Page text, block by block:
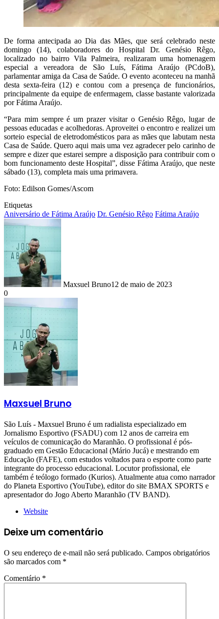
De forma antecipada ao Dia das Mães, que será celebrado neste
domingo (14), colaboradores do Hospital Dr. Genésio Rêgo,
localizado no bairro Vila Palmeira, realizaram uma homenagem
especial a vereadora de São Luís, Fátima Araújo (PCdoB),
parlamentar amiga da Casa de Saúde. O evento aconteceu na manhã
desta sexta-feira (12) e contou com a presença de funcionários,
principalmente da equipe de enfermagem, classe bastante valorizada
por Fátima Araújo.
“Para mim sempre é um prazer visitar o Genésio Rêgo, lugar de
pessoas educadas e acolhedoras. Aproveitei o encontro e realizei um
sorteio especial de eletrodomésticos para as mães que labutam nesta
Casa de Saúde. Quero aqui mais uma vez agradecer pelo carinho de
sempre e dizer que estarei sempre a disposição para contribuir com o
bom funcionamento deste Hospital”, disse Fátima Araújo, que neste
sábado (13), completa mais uma primavera.
Foto: Edilson Gomes/Ascom
Etiquetas
Aniversário de Fátima Araújo Dr. Genésio Rêgo Fátima Araújo
Maxsuel Bruno12 de maio de 2023
0
Maxsuel Bruno
São Luís - Maxsuel Bruno é um radialista especializado em
Jornalismo Esportivo (FSADU) com 12 anos de carreira em
veículos de comunicação do Maranhão. O profissional é pós-
graduado em Gestão Educacional (Mário Jucá) e mestrando em
Educação (FAFE), com estudos voltados para o esporte como parte
integrante do processo educacional. Locutor profissional, ele
também é teólogo formado (Kurios). Atualmente atua como narrador
do Planeta Esportivo (YouTube), editor do site BMAX SPORTS e
apresentador do Jogo Aberto Maranhão (TV BAND).
Website
Deixe um comentário
O seu endereço de e-mail não será publicado. Campos obrigatórios
são marcados com *
Comentário *